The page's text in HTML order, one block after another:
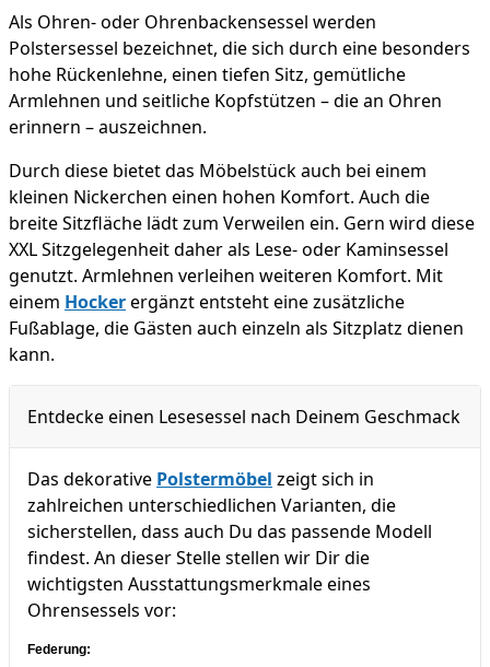
Als Ohren- oder Ohrenbackensessel werden
Polstersessel bezeichnet, die sich durch eine besonders
hohe Rückenlehne, einen tiefen Sitz, gemütliche
Armlehnen und seitliche Kopfstützen – die an Ohren
erinnern – auszeichnen.
Durch diese bietet das Möbelstück auch bei einem
kleinen Nickerchen einen hohen Komfort. Auch die
breite Sitzfläche lädt zum Verweilen ein. Gern wird diese
XXL Sitzgelegenheit daher als Lese- oder Kaminsessel
genutzt. Armlehnen verleihen weiteren Komfort. Mit
einem Hockerergänzt entsteht eine zusätzliche
Fußablage, die Gästen auch einzeln als Sitzplatz dienen
kann.
Entdecke einen Lesesessel nach Deinem Geschmack
Das dekorative Polstermöbel zeigt sich in
zahlreichen unterschiedlichen Varianten, die
sicherstellen, dass auch Du das passende Modell
findest. An dieser Stelle stellen wir Dir die
wichtigsten Ausstattungsmerkmale eines
Ohrensessels vor:
Federung: